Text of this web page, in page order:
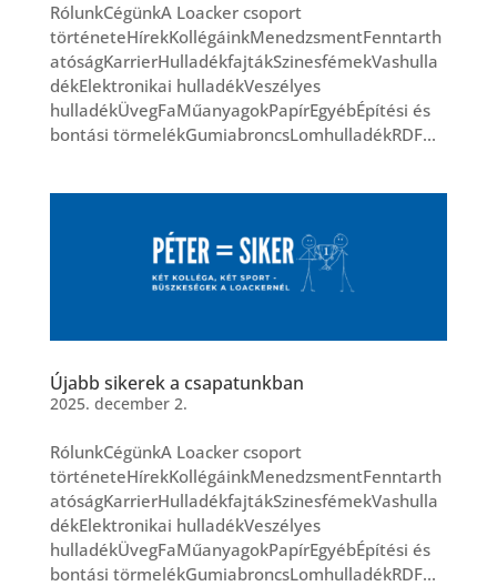
RólunkCégünkA Loacker csoport
történeteHírekKollégáinkMenedzsmentFenntarth
atóságKarrierHulladékfajtákSzinesfémekVashulla
dékElektronikai hulladékVeszélyes
hulladékÜvegFaMűanyagokPapírEgyébÉpítési és
bontási törmelékGumiabroncsLomhulladékRDF...
Újabb sikerek a csapatunkban
2025. december 2.
RólunkCégünkA Loacker csoport
történeteHírekKollégáinkMenedzsmentFenntarth
atóságKarrierHulladékfajtákSzinesfémekVashulla
dékElektronikai hulladékVeszélyes
hulladékÜvegFaMűanyagokPapírEgyébÉpítési és
bontási törmelékGumiabroncsLomhulladékRDF...